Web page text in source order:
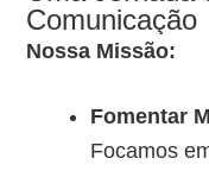
Comunicação
Nossa Missão:
Fomentar
Focamos